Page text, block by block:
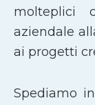
molteplici
aziendale
ai progetti
Spediamo